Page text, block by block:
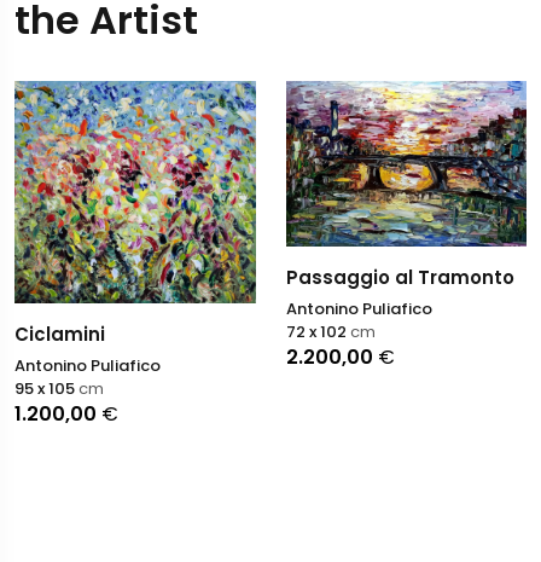
the Artist
Ciclamini
Antonino Puliafico
1.200,00 €
95 x 105cm
Passaggio al Tramonto
Antonino Puliafico
2.200,00 €
72 x 102 cm